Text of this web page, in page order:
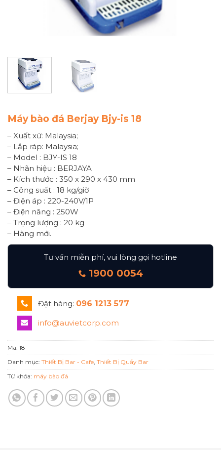
Máy bào đá Berjay Bjy-is 18
– Xuất xứ: Malaysia;
– Lắp ráp: Malaysia;
– Model : BJY-IS 18
– Nhãn hiệu : BERJAYA
– Kích thước : 350 x 290 x 430 mm
– Công suất : 18 kg/giờ
– Điện áp : 220-240V/1P
– Điện năng : 250W
– Trọng lượng : 20 kg
– Hàng mới.
Tư vấn miễn phí, vui lòng gọi hotline
1900 0054
Đặt hàng: 096 1213 577
info@auvietcorp.com
Mã: 18
Danh mục: Thiết Bị Bar - Cafe Thiết Bị Quầy Bar
Từ khóa: máy bào đá